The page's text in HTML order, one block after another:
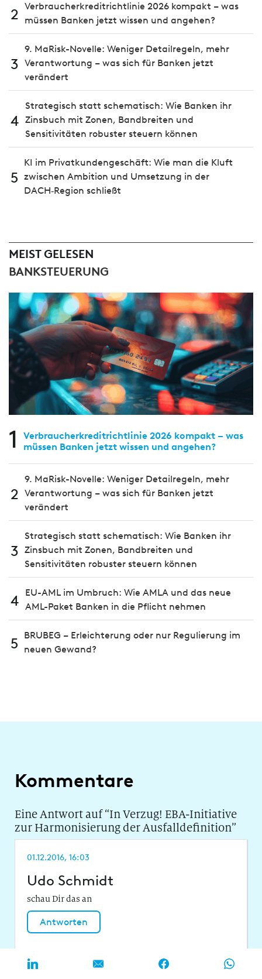
2 Verbraucherkreditrichtlinie 2026 kompakt – was
müssen Banken jetzt wissen und angehen?
3
9. MaRisk-Novelle: Weniger Detailregeln, mehr
Verantwortung – was sich für Banken jetzt
verändert
4
Strategisch statt schematisch: Wie Banken ihr
Zinsbuch mit Zonen, Bandbreiten und
Sensitivitäten robuster steuern können
5
KI im Privatkundengeschäft: Wie man die Kluft
zwischen Ambition und Umsetzung in der
DACH‑Region schließt
MEIST GELESEN
BANKSTEUERUNG
1
Verbraucherkreditrichtlinie 2026 kompakt – was
müssen Banken jetzt wissen und angehen?
2
9. MaRisk-Novelle: Weniger Detailregeln, mehr
Verantwortung – was sich für Banken jetzt
verändert
3
Strategisch statt schematisch: Wie Banken ihr
Zinsbuch mit Zonen, Bandbreiten und
Sensitivitäten robuster steuern können
4
EU-AML im Umbruch: Wie AMLA und das neue
AML-Paket Banken in die Pflicht nehmen
5
BRUBEG – Erleichterung oder nur Regulierung im
neuen Gewand?
Kommentare
Eine Antwort auf “In Verzug! EBA-Initiative
zur Harmonisierung der Ausfalldefinition”
01.12.2016, 16:03
Udo Schmidt
schau Dir das an
Antworten